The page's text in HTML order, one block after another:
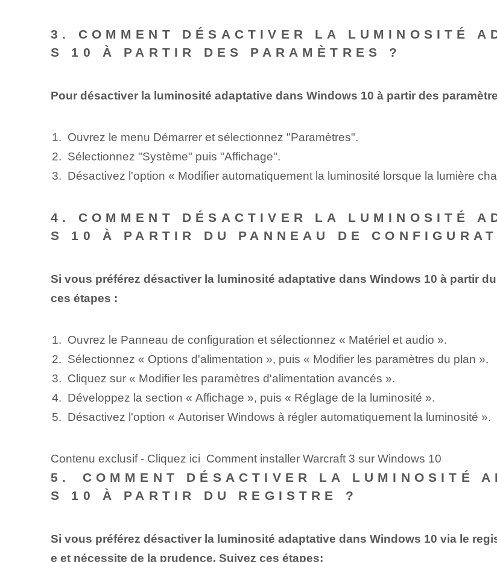
3. COMMENT DÉSACTIVER LA LUMINOSITÉ
S 10 À PARTIR DES PARAMÈTRES ?
Pour désactiver la luminosité adaptative dans Windows 10 à partir des
Ouvrez le menu Démarrer et sélectionnez "Paramètres".
Sélectionnez ​"Système" ​puis "Affichage".
Désactivez l'option « Modifier automatiquement la luminosité lorsque la lumière
4. COMMENT DÉSACTIVER LA LUMINOSITÉ
S 10 À PARTIR DU PANNEAU DE
Si vous préférez désactiver la luminosité adaptative dans Windows 10 à partir
ces étapes :
Ouvrez le Panneau de configuration et sélectionnez « Matériel et audio ».
Sélectionnez « Options d'alimentation », puis « Modifier les paramètres du plan ».
Cliquez sur « Modifier les paramètres d'alimentation avancés ».
Développez la section « Affichage », puis « Réglage de la luminosité ».
Désactivez l'option « Autoriser Windows à régler automatiquement la luminosité ».
Contenu exclusif - Cliquez ici Comment installer Warcraft 3 sur Windows 10
5. ⁤COMMENT DÉSACTIVER LA LUMINOSITÉ
S 10 À PARTIR DU ‌REGISTRE ?
Si vous préférez désactiver la luminosité adaptative dans Windows 10 via le
e et nécessite de la prudence. Suivez ces étapes: